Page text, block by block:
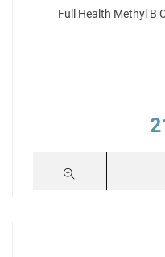
Full Health Methyl B